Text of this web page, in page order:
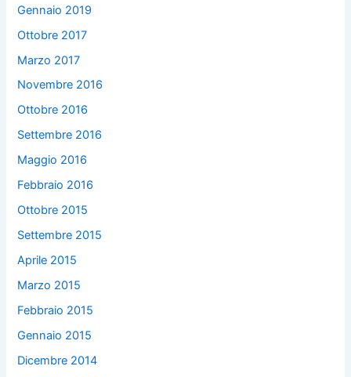
Gennaio 2019
Ottobre 2017
Marzo 2017
Novembre 2016
Ottobre 2016
Settembre 2016
Maggio 2016
Febbraio 2016
Ottobre 2015
Settembre 2015
Aprile 2015
Marzo 2015
Febbraio 2015
Gennaio 2015
Dicembre 2014